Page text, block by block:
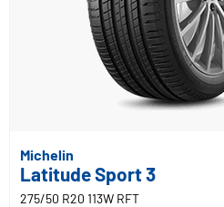
Michelin
Latitude Sport 3
275/50 R20 113W RFT